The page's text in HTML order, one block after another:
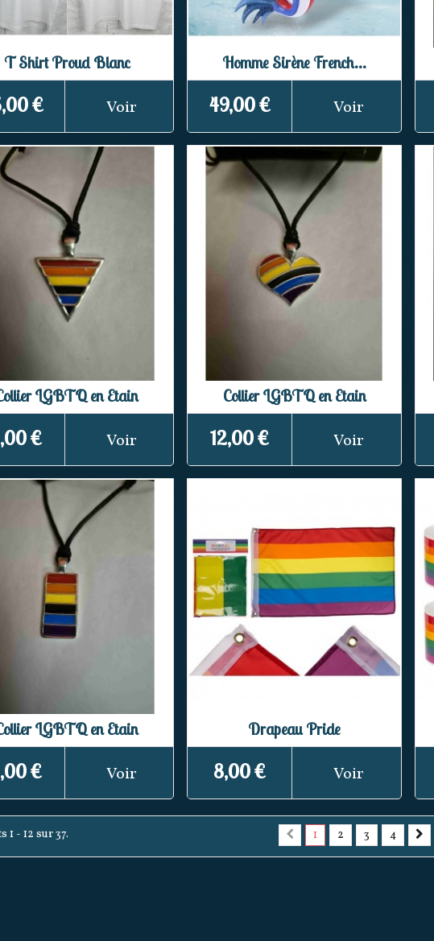
T Shirt Proud Blanc
€ Voir
Homme Sirène French...
49,00 € Voir
LGBTQ en Etain
€ Voir
Collier LGBTQ en Etain
12,00 € Voir
LGBTQ en Etain
€ Voir
Drapeau Pride
8,00 € Voir
1 2 3 4
1 - 12 sur 37.